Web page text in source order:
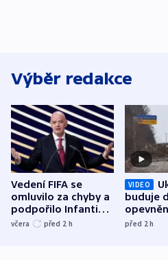
Výběr redakce
Vedení FIFA se
omluvilo za chyby a
podpořilo Infantina.
UEFA trvá na
včera před 2 h
VIDEO
buduje
s
před 2h